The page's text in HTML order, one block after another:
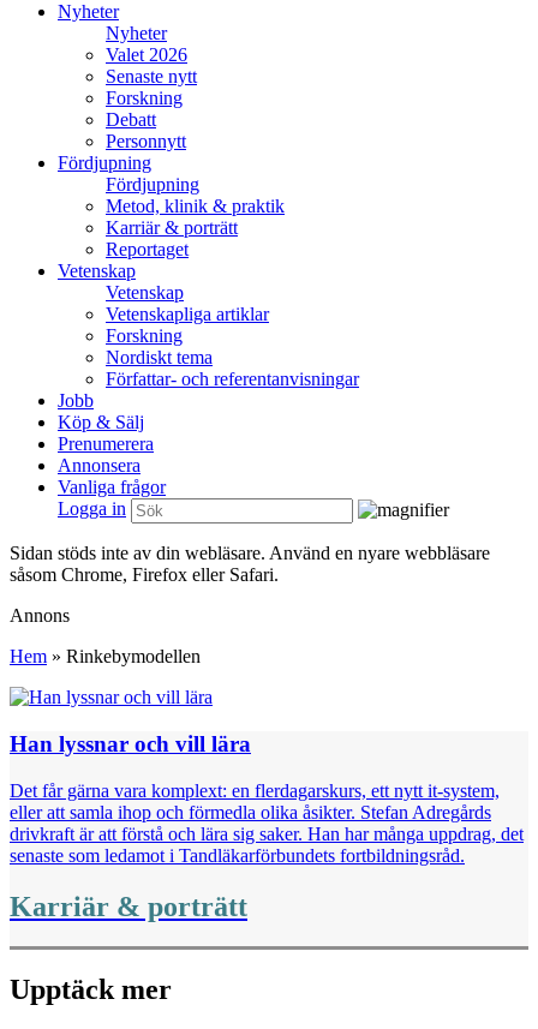
Nyheter
Nyheter
Valet 2026
Senaste nytt
Forskning
Debatt
Personnytt
Fördjupning
Fördjupning
Metod, klinik & praktik
Karriär & porträtt
Reportaget
Vetenskap
Vetenskap
Vetenskapliga artiklar
Forskning
Nordiskt tema
Författar- och referentanvisningar
Jobb
Köp & Sälj
Prenumerera
Annonsera
Vanliga frågor
Logga in
Sidan stöds inte av din webläsare. Använd en nyare webbläsare
såsom Chrome, Firefox eller Safari.
Annons
Hem » Rinkebymodellen
Han lyssnar och vill lära
Det får gärna vara komplext: en flerdagarskurs, ett nytt it-system,
eller att samla ihop och förmedla olika ­åsikter. Stefan Adregårds
drivkraft är att förstå och lära sig ­saker. Han har många uppdrag, det
senaste som ledamot i Tandläkarförbundets fortbildningsråd.
Karriär & porträtt
Upptäck mer